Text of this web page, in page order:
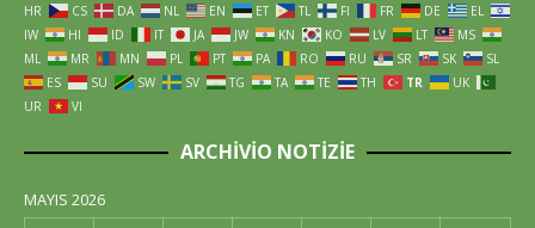
HR
CS DA NL EN ET TL FI FR DE
EL
IW
HI ID IT JA JW KN KO LV LT
MS
ML
MR MN PL PT PA RO RU SR SK
SL
ES
SU SW SV TG TA TE TH TR
UK
UR
VI
ARCHIVIO NOTIZIE
MAYIS 2026